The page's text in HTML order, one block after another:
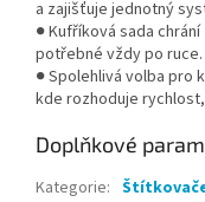
a zajišťuje jednotný
● Kufříková sada
potřebné vždy po ruce.
● Spolehlivá volba pro
kde rozhoduje
Doplňkové
Kategorie: